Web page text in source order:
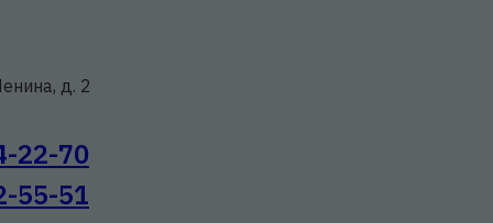
д. 2
22-70
55-51